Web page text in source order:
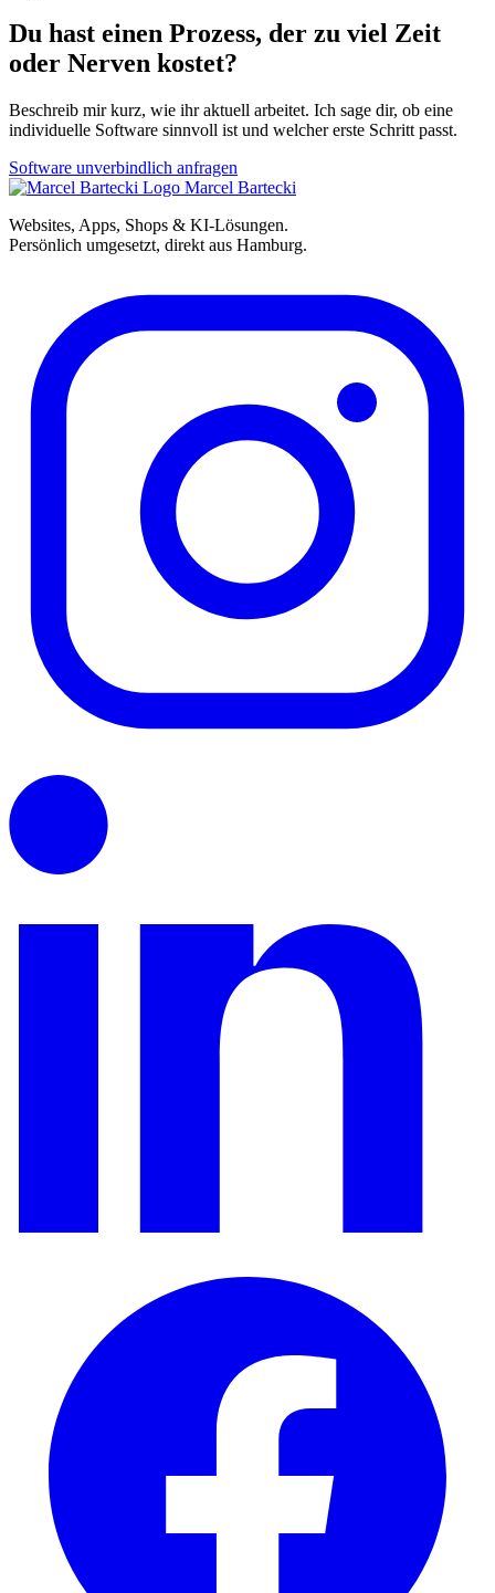
Du hast einen Prozess, der zu viel Zeit
oder Nerven kostet?
Beschreib mir kurz, wie ihr aktuell arbeitet. Ich sage dir, ob eine
individuelle Software sinnvoll ist und welcher erste Schritt passt.
Software unverbindlich anfragen
Marcel Bartecki
Websites, Apps, Shops & KI-Lösungen.
Persönlich umgesetzt, direkt aus Hamburg.